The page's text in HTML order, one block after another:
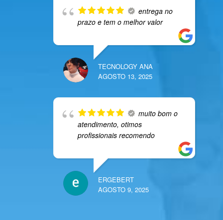
entrega no
prazo e tem o melhor valor
TECNOLOGY ANA
AGOSTO 13, 2025
muito bom o
atendimento, otimos
profissionais recomendo
ERGEBERT
AGOSTO 9, 2025